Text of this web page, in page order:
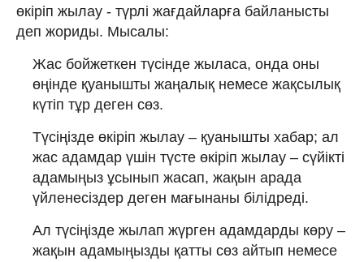
өкіріп жылау - түрлі жағдайларға байланысты
деп жориды. Мысалы:
Жас бойжеткен түсінде жыласа, онда оны
өңінде қуанышты жаңалық немесе жақсылық
күтіп тұр деген сөз.
Түсіңізде өкіріп жылау – қуанышты хабар; ал
жас адамдар үшін түсте өкіріп жылау – сүйікті
адамыңыз ұсынып жасап, жақын арада
үйленесіздер деген мағынаны білідреді.
Ал түсіңізде жылап жүрген адамдарды көру –
жақын адамыңызды қатты сөз айтып немесе